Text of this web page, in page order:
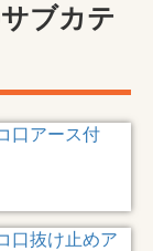
ブカテ
口アース付
口抜け止めア